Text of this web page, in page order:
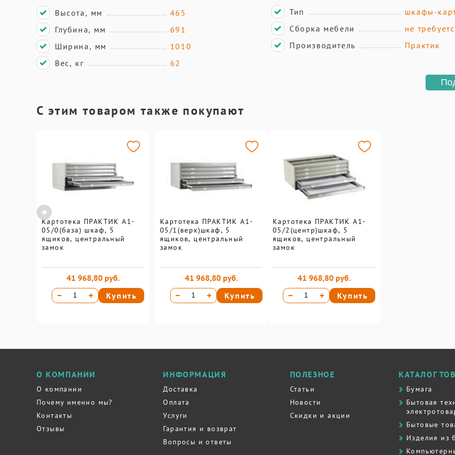
Высота, мм
465
Глубина, мм
691
Ширина, мм
1010
Вес, кг
62
Тип
шкафы-
Сборка мебели
не
Производитель
Практик
С этим товаром также покупают
Картотека ПРАКТИК A1-
05/0(база) шкаф, 5
ящиков, центральный
замок
41 968,80 руб.
Купить
Картотека ПРАКТИК A1-
05/1(верх)шкаф, 5
ящиков, центральный
замок
41 968,80 руб.
Купить
Картотека ПРАКТИК A1-
05/2(центр)шкаф, 5
ящиков, центральный
замок
41 968,80 руб.
Купить
О КОМПАНИИ
О компании
Почему именно мы?
Контакты
Отзывы
ИНФОРМАЦИЯ
Доставка
Оплата
Услуги
Гарантия и возврат
Вопросы и ответы
ПОЛЕЗНОЕ
Статьи
Новости
Скидки и акции
КАТАЛОГ
Бумага
Бытовая
Бытовые
Изделия из